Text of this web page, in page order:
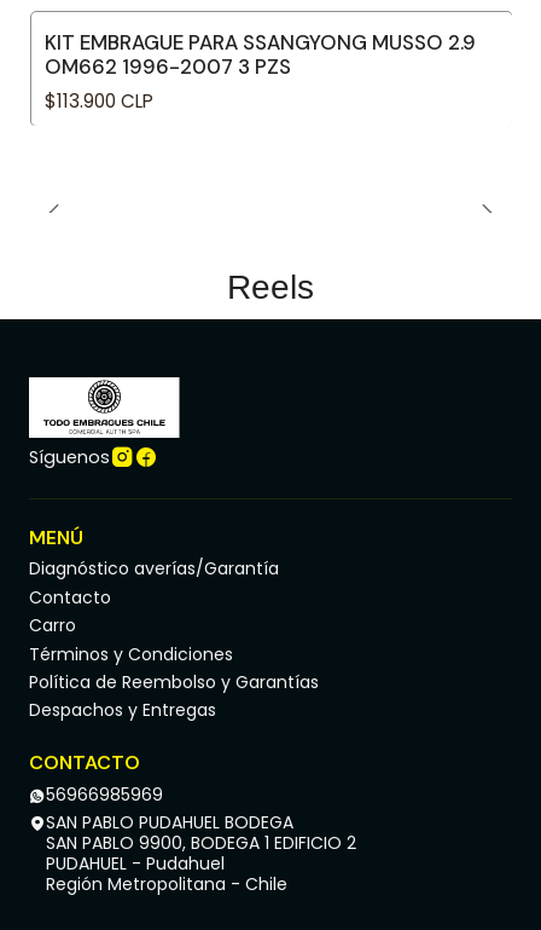
KIT EMBRAGUE PARA SSANGYONG MUSSO 2.9
OM662 1996-2007 3 PZS
$113.900 CLP
Reels
Síguenos
MENÚ
Diagnóstico averías/Garantía
Contacto
Carro
Términos y Condiciones
Política de Reembolso y Garantías
Despachos y Entregas
CONTACTO
56966985969
SAN PABLO PUDAHUEL BODEGA
SAN PABLO 9900, BODEGA 1 EDIFICIO 2
PUDAHUEL - Pudahuel
Región Metropolitana - Chile